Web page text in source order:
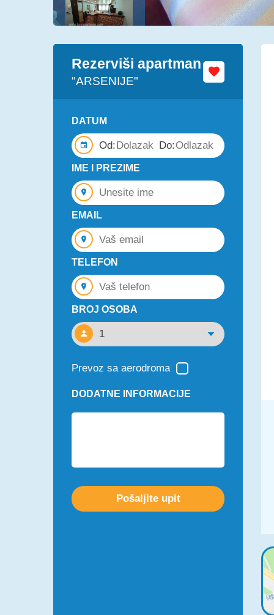
Rezerviši apartman
"ARSENIJE"
DATUM
Od: Do:
IME I PREZIME
EMAIL
TELEFON
BROJ OSOBA
Prevoz sa aerodroma
DODATNE INFORMACIJE